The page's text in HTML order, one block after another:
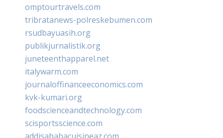
omptourtravels.com
tribratanews-polreskebumen.com
rsudbayuasih.org
publikjurnalistik.org
juneteenthapparel.net
italywarm.com
journaloffinanceeconomics.com
kvk-kumari.org
foodscienceandtechnology.com
scisportsscience.com